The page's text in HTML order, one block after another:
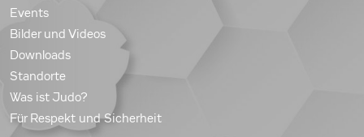
Events
Bilder und Videos
Downloads
Standorte
Was ist Judo?
Für Respekt und Sicherheit